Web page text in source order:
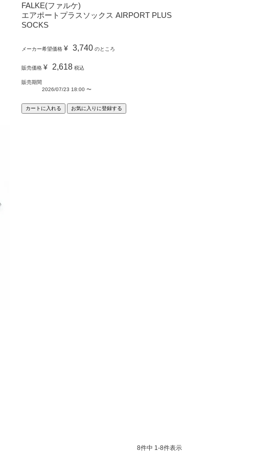
FALKE(ファルケ)
エアポートプラスソックス AIRPORT PLUS
SOCKS
メーカー希望価格 ¥ 3,740 のところ
販売価格 ¥ 2,618 税込
販売期間
2026/07/23 18:00 〜
カートに入れる お気に入りに登録する
8件中 1-8件表示